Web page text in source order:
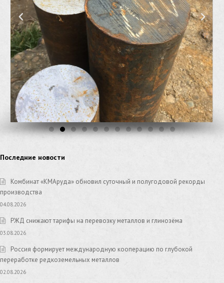
Последние новости
Комбинат «КМАруда» обновил суточный и полугодовой рекорды
производства
04.08.2026
РЖД снижают тарифы на перевозку металлов и глинозёма
03.08.2026
Россия формирует международную кооперацию по глубокой
переработке редкоземельных металлов
02.08.2026